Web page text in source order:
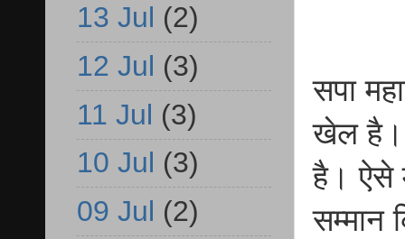
सपा
खेल है।
है। ऐसे
सम्मान
13 Jul (2)
12 Jul (3)
11 Jul (3)
10 Jul (3)
09 Jul (2)